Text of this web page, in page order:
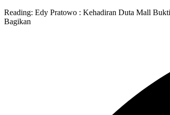
Reading: Edy Pratowo : Kehadiran Duta Mall
Bagikan